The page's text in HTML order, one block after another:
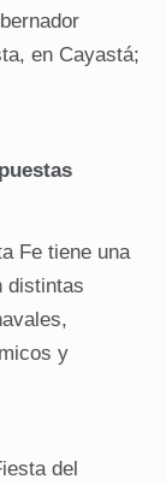
en Cayastá;
Fe tiene una
distintas
y
del